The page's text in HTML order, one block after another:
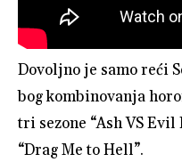
Dovoljno je samo reći
bog kombinovanja
tri sezone “Ash VS
“Drag Me to Hell”.